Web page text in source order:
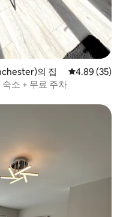
의 집 평점 4.89점(5
4.89 (35)
소 + 무료 주차